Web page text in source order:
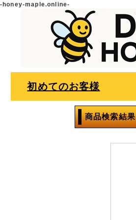
-honey-maple.online-
初めてのお客様
商品検索結果